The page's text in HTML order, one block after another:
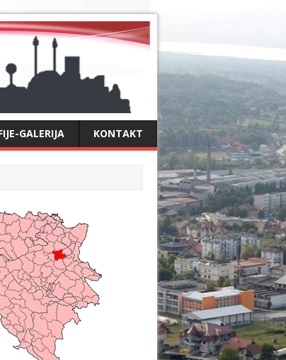
GALERIJA KONTAKT